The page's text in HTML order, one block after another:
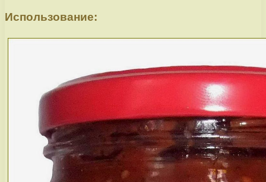
Использование: